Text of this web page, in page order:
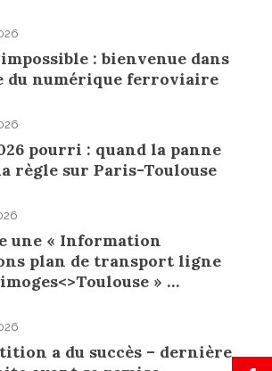
: bienvenue dans
du numérique ferroviaire
pourri : quand la panne
règle sur Paris-Toulouse
une « Information
plan de transport ligne
» …
a du succès – dernière